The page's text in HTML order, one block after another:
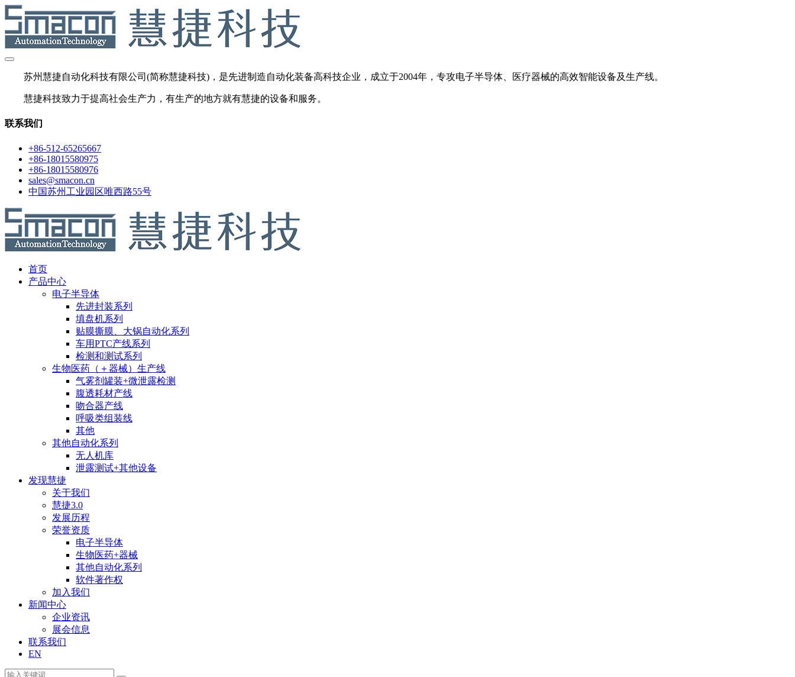
苏州慧捷自动化科技有限公司(简称慧捷科技)，是先进制造自动化装备高科技企业，成立于2004年，专攻电子半导体、医疗器械的高效智能设备及生产线。
慧捷科技致力于提高社会生产力，有生产的地方就有慧捷的设备和服务。
联系我们
+86-512-65265667
+86-18015580975
+86-18015580976
sales@smacon.cn
中国苏州工业园区唯西路55号
首页
产品中心
电子半导体
先进封装系列
填盘机系列
贴膜撕膜、大锅自动化系列
车用PTC产线系列
检测和测试系列
生物医药（＋器械）生产线
气雾剂罐装+微泄露检测
腹透耗材产线
吻合器产线
呼吸类组装线
其他
其他自动化系列
无人机库
泄露测试+其他设备
发现慧捷
关于我们
慧捷3.0
发展历程
荣誉资质
电子半导体
生物医药+器械
其他自动化系列
软件著作权
加入我们
新闻中心
企业资讯
展会信息
联系我们
EN